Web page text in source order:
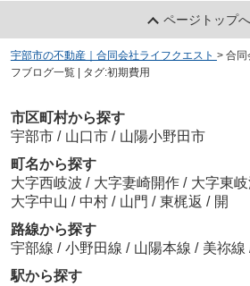
ページトップへ
宇部市の不動産｜合同会社ライフクエスト > 合同
フブログ一覧 | タグ:初期費用
市区町村から探す
宇部市 / 山口市 / 山陽小野田市
町名から探す
大字西岐波 / 大字妻崎開作 / 大字東
大字中山 / 中村 / 山門 / 東梶返 / 開
路線から探す
宇部線 / 小野田線 / 山陽本線 / 美祢線
駅から探す